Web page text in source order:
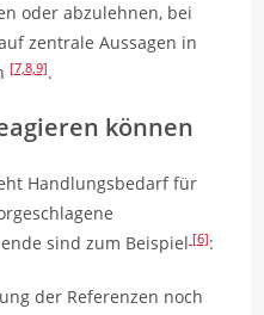
oder abzulehnen, bei
zentrale Aussagen in
[7,8,9].
können
Handlungsbedarf für
sind zum Beispiel[6]:
der Referenzen noch